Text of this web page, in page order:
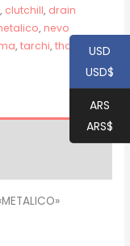
, clutchill, drain
, nevo
,tarchi,thaiboyUSD
USD$
ARS
ARS$